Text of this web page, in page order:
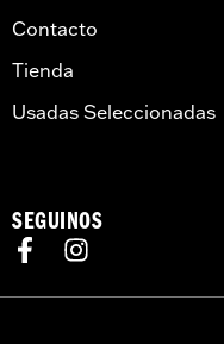
Contacto
Tienda
Usadas Seleccionadas
SEGUINOS